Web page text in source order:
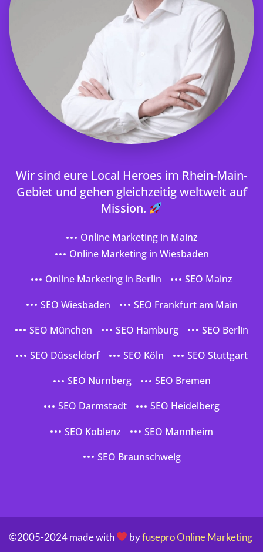
Wir sind eure Local Heroes im Rhein-Main-
Gebiet und gehen gleichzeitig weltweit auf
Mission.
Online Marketing in Mainz
Online Marketing in Wiesbaden
Online Marketing in Berlin
SEO Mainz
SEO Wiesbaden
SEO Frankfurt am Main
SEO München
SEO Hamburg
SEO Berlin
SEO Düsseldorf
SEO Köln
SEO Stuttgart
SEO Nürnberg
SEO Bremen
SEO Darmstadt
SEO Heidelberg
SEO Koblenz
SEO Mannheim
SEO Braunschweig
©2005-2024 made with byfusepro Online Marketing